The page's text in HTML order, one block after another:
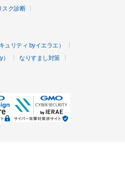
スク診断
ュリティ byイエラエ）
なりすまし対策